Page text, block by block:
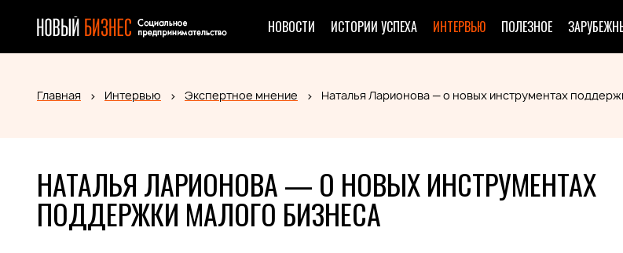
НОВОСТИ ИСТОРИИ УСПЕХА ИНТЕРВЬЮ ПОЛЕЗНОЕ
Главная Интервью Экспертное мнение Наталья Ларионова — о новых инструментах
НАТАЛЬЯ ЛАРИОНОВА — О НОВЫХ ИНСТРУМЕНТАХ
ПОДДЕРЖКИ МАЛОГО БИЗНЕСА